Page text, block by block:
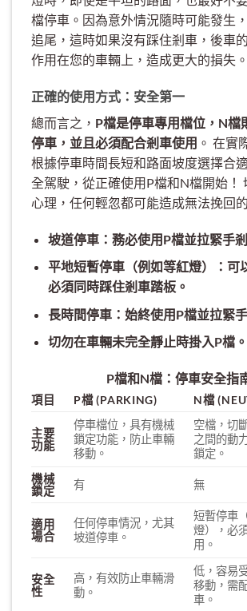
檔停車。因為意外情況隨時可能發生
追尾，這時如果沒有踩住剎車，後車
作用在您的車輛上，造成更大的損失。
正確的使用方式：安全第一
總而言之， P檔是停車專用檔位，N檔
停車，並且必須配合剎車使用 。 在實
根據停車時間長短和路面坡度選擇合
全駕駛，從正確使用P檔和N檔開始！
心理，任何輕忽都可能造成無法挽回
坡道停車：務必使用P檔並拉緊手剎
平地短暫停車（例如等紅燈）：可
必須同時踩住剎車踏板。
長時間停車：始終使用P檔並拉緊
切勿在車輛未完全靜止時掛入P檔。
P檔和N檔：停車安全指
項目 P檔 (PARKING) N檔
主要
功能
停車檔位，具有機械
鎖定功能，防止車輛
移動。
空檔，切
之間的動
鎖定。
機械
鎖定
有 無
適用
場合
任何停車情況，尤其
坡道停車。
短暫停車
燈），必
用。
安全
性
高，有效防止車輛滑
動。
低，容易
移動，需
車。